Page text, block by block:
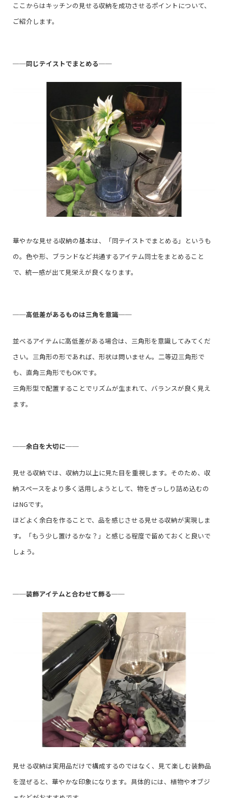
ここからはキッチンの見せる収納を成功させるポイントについて、
ご紹介します。
──同じテイストでまとめる──
華やかな見せる収納の基本は、「同テイストでまとめる」というも
の。色や形、ブランドなど共通するアイテム同士をまとめること
で、統一感が出て見栄えが良くなります。
──高低差があるものは三角を意識──
並べるアイテムに高低差がある場合は、三角形を意識してみてくだ
さい。三角形の形であれば、形状は問いません。二等辺三角形で
も、直角三角形でもOKです。
三角形型で配置することでリズムが生まれて、バランスが良く見え
ます。
──余白を大切に──
見せる収納では、収納力以上に見た目を重視します。そのため、収
納スペースをより多く活用しようとして、物をぎっしり詰め込むの
はNGです。
ほどよく余白を作ることで、品を感じさせる見せる収納が実現しま
す。「もう少し置けるかな？」と感じる程度で留めておくと良いで
しょう。
──装飾アイテムと合わせて飾る──
見せる収納は実用品だけで構成するのではなく、見て楽しむ装飾品
を混ぜると、華やかな印象になります。具体的には、植物やオブジ